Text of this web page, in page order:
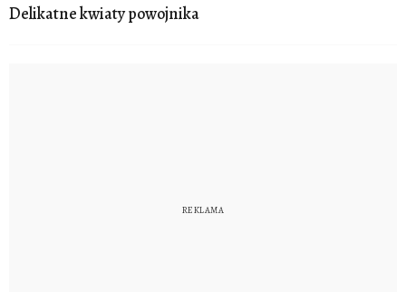
Delikatne kwiaty powojnika